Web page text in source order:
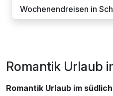
Wochenendreisen in
Romantik Urlaub
Romantik Urlaub im